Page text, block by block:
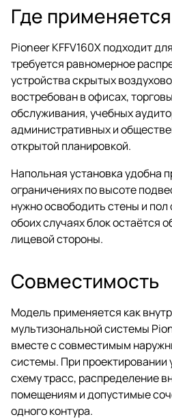
Где применяется
Pioneer KFFV160X подходит
требуется равномерное
устройства скрытых
востребован в офисах,
обслуживания, учебных
административных и
открытой планировкой.
Напольная установка удобна
ограничениях по высоте
нужно освободить стены и
обоих случаях блок остаётся
лицевой стороны.
Совместимость
Модель применяется как
мультизональной системы
вместе с совместимым
системы. При
схему трасс, распределение
помещениям и допустимые
одного контура.